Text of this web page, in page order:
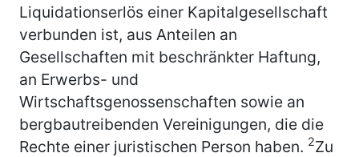
Liquidationserlös einer Kapitalgesellschaft
verbunden ist, aus Anteilen an
Gesellschaften mit beschränkter Haftung,
an Erwerbs- und
Wirtschaftsgenossenschaften sowie an
bergbautreibenden Vereinigungen, die die
Rechte einer juristischen Person haben. 2Zu